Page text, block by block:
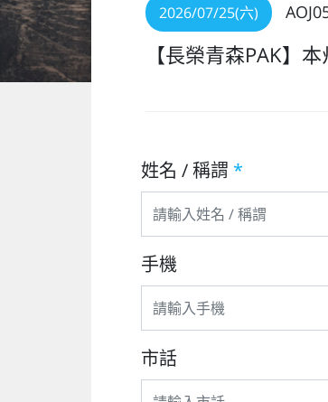
2026/07/25(六)
【長榮青森PAK】
姓名 / 稱謂 *
手機
市話